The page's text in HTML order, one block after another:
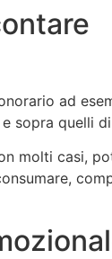
ad
sopra quelli
molti casi,